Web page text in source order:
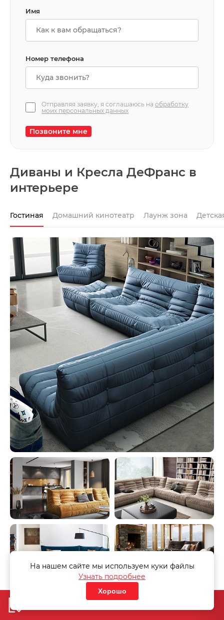
Имя
Номер телефона
Отправляя заявку, я соглашаюсь на обработку
моих персональных данных
Позвоните мне
Диваны и Кресла ДеФранс в
интерьере
Гостиная Домашний кинотеатр Лаунж зона
На нашем сайте мы используем куки файлы
Узнать подробнее
Хорошо